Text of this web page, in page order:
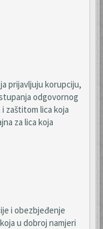
prijavljuju korupciju,
odgovornog
zaštitom lica koja
za lica koja
i obezbjeđenje
u dobroj namjeri